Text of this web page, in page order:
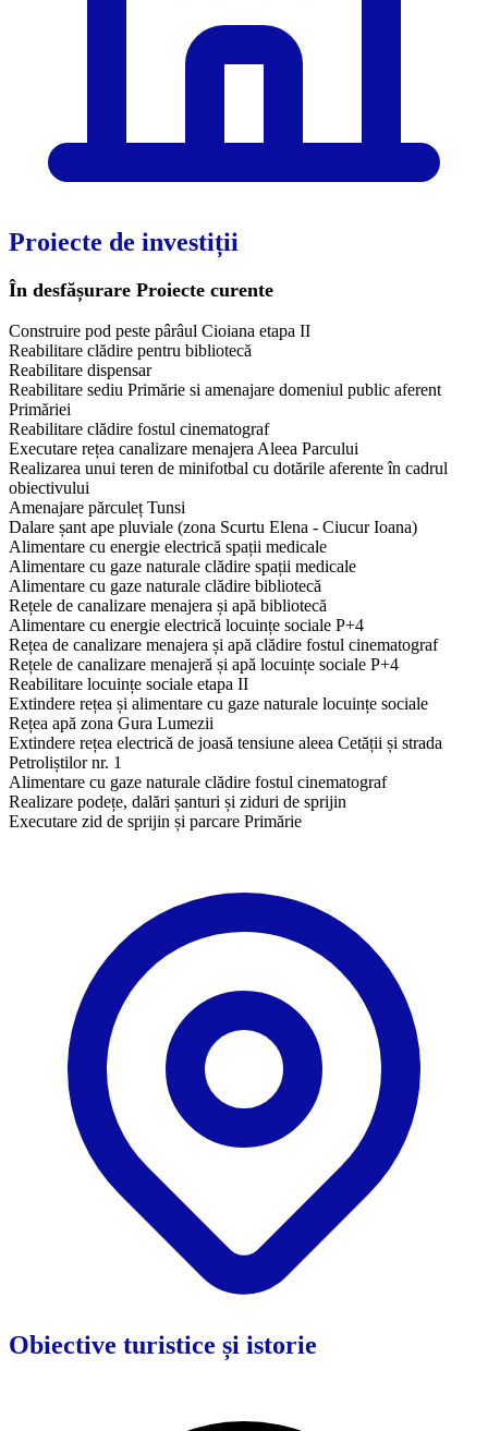
Proiecte de investiții
În desfășurare Proiecte curente
Construire pod peste pârâul Cioiana etapa II
Reabilitare clădire pentru bibliotecă
Reabilitare dispensar
Reabilitare sediu Primărie si amenajare domeniul public aferent
Primăriei
Reabilitare clădire fostul cinematograf
Executare rețea canalizare menajera Aleea Parcului
Realizarea unui teren de minifotbal cu dotările aferente în cadrul
obiectivului
​Amenajare părculeț Tunsi
Dalare șant ape pluviale (zona Scurtu Elena - Ciucur Ioana)
Alimentare cu energie electrică spații medicale
Alimentare cu gaze naturale clădire spații medicale
Alimentare cu gaze naturale clădire bibliotecă
Rețele de canalizare menajera și apă bibliotecă
Alimentare cu energie electrică locuințe sociale P+4
Rețea de canalizare menajera și apă clădire fostul cinematograf
Rețele de canalizare menajeră și apă locuințe sociale P+4
Reabilitare locuințe sociale etapa II
Extindere rețea și alimentare cu gaze naturale locuințe sociale
Rețea apă zona Gura Lumezii
Extindere rețea electrică de joasă tensiune aleea Cetății și strada
Petroliștilor nr. 1
Alimentare cu gaze naturale clădire fostul cinematograf
Realizare podețe, dalări șanturi și ziduri de sprijin
Executare zid de sprijin și parcare Primărie
Obiective turistice și istorie